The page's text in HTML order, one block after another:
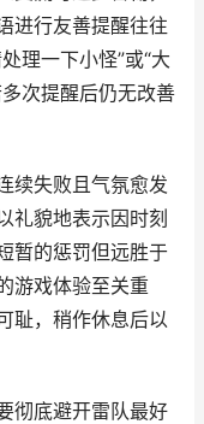
进行友善提醒往往
理一下小怪”或“大
次提醒后仍无改善
续失败且气氛愈发
礼貌地表示因时刻
暂的惩罚但远胜于
游戏体验至关重
耻，稍作休息后以
彻底避开雷队最好